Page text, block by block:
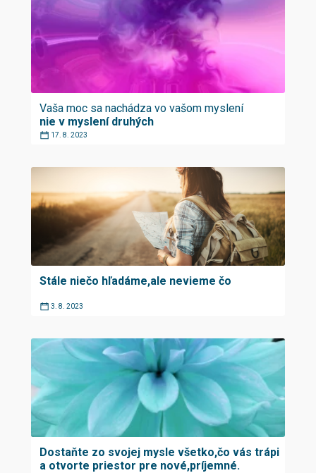
Vaša moc sa nachádza vo vašom myslení
nie v myslení druhých
17. 8. 2023
Stále niečo hľadáme,ale nevieme čo
3. 8. 2023
Dostaňte zo svojej mysle všetko,čo vás trápi
a otvorte priestor pre nové,príjemné.